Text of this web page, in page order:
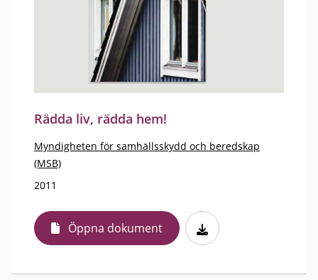
Rädda liv, rädda hem!
Myndigheten för samhällsskydd och beredskap
(MSB)
2011
Öppna dokument